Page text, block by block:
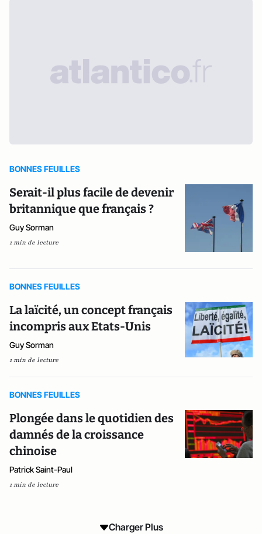
BONNES FEUILLES
Serait-il plus facile de devenir
britannique que français ?
Guy Sorman
1 min de lecture
BONNES FEUILLES
La laïcité, un concept français
incompris aux Etats-Unis
Guy Sorman
1 min de lecture
BONNES FEUILLES
Plongée dans le quotidien des
damnés de la croissance
chinoise
Patrick Saint-Paul
1 min de lecture
Charger Plus